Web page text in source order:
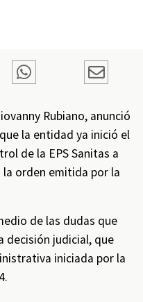
Rubiano, anunció
la entidad ya inició el
de la EPS Sanitas a
orden emitida por la
de las dudas que
decisión judicial, que
iniciada por la